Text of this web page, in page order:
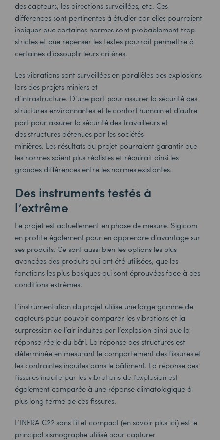
des capteurs, les directions surveillées, etc. Ces
différences sont pertinentes à étudier car elles pourraient
indiquer que certaines normes sont probablement trop
strictes et que repenser les textes pourrait permettre à
certaines d’assouplir leurs critères.
Lesvibrations sont surveillées en parallèles des explosions
lors des projets miniers et
d’infrastructure. D’une part pour assurer la sécurité des
structures environnantes et le confort humain et d’autre
part pour assurer la sécurité des travailleurs et
des structures détenues par les sociétés
minières. Les résultats du projet pourraient garantir que
les normes soient plus réalistes et réduirait ainsi les
grandes différences entre les normes existantes.
Des instruments testés à
l’extrême
Le projet est actuellement en phase de mesure. Sigicom
en profite également pour en apprendre d’avantage sur
ses produits. Ce sont aussi bien les options les plus
avancées des produits qui ont été utilisées, que les
fonctions les plus basiques qui sont éprouvées face à des
conditions extrêmes.
L’instrumentation du projet utilise une large gamme de
capteurs pour pouvoir comparer les vibrations et la
surpression de l’air induites par l’explosion ainsi que la
réponse réelle du bâti. La réponse des structures est
déterminée en mesurant le comportement des fissures et
les contraintes induites dans le bâtiment. La réponse des
fissures induite par les vibrations de l’explosion est
également comparée à une réponse climatologique à
plus long terme de ces fissures.
L’INFRA C22 sans fil et compact (en savoir plus ici) est le
principal sismographe utilisé pour capturer